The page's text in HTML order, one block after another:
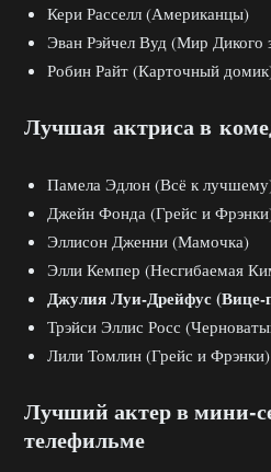
Кери Расселл (Американцы)
Эван Рэйчел Вуд (Мир Дикого
Робин Райт (Карточный
Лучшая актриса в
Памела Эдлон (Всё к
Джейн Фонда (Грейс и
Эллисон Дженни (Мамочка)
Элли Кемпер (Несгибаемая
Джулия Луи-Дрейфус (Вице-
Трэйси Эллис Росс
Лили Томлин (Грейс и Фрэнки)
Лучший актер в мини-
телефильме